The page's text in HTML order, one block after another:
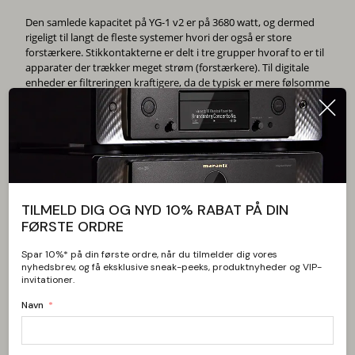
Den samlede kapacitet på YG-1 v2 er på 3680 watt, og dermed
rigeligt til langt de fleste systemer hvori der også er store
forstærkere. Stikkontakterne er delt i tre grupper hvoraf to er til
apparater der trækker meget strøm (forstærkere). Til digitale
enheder er filtreringen kraftigere, da de typisk er mere følsomme
overfor udefrakommende støj.
Der kan tilsluttes 12 apparater til YG1 v2, og tilmed kan der
gennemsløjfes signal fra både antenne og parabol, og derved
filtrere signalet for et markant bedre billede.
På berøringssensoren på frontpanelet kan du styre flere
forskellige funktioner, som du kan ændre i indstillingsmenuen.
For eksempel kan du skifte mellem grupper eller vise andre
oplysninger som spænding eller forvrængning. Der er ligeledes
både ind og ud så YG-1 v2 kan gå ind i et fuldblods anlæg og
reagere på tænd/sluk fra f.eks. en forforstærker.
YG-1 har ligeledes indbygget overspændings/lyn-beskyttelse.
TILMELD DIG OG NYD 10% RABAT PÅ DIN
FØRSTE ORDRE
Spar 10%* på din første ordre, når du tilmelder dig vores
nyhedsbrev, og få eksklusive sneak-peeks, produktnyheder og VIP-
invitationer.
Navn